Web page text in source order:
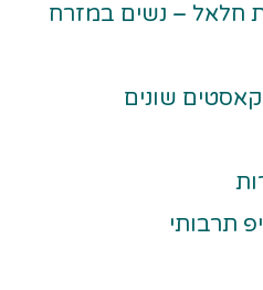
חלאל – נשים במזרח
שונים
תרבותי